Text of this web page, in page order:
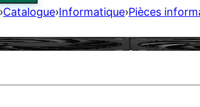
›Catalogue›Informatique›Pièces